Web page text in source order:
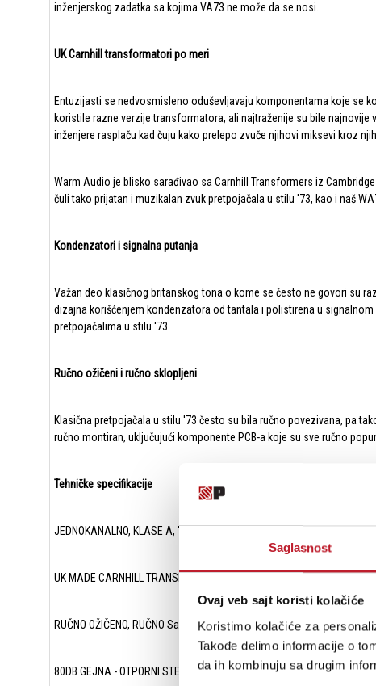
Saglasnost
Ovaj veb sajt koristi kolačiće
Koristimo kolačiće za
Takođe delimo informacije o
da ih kombinuju sa drugim
inženjerskog zadatka sa kojima VA73 ne može da se nosi.
UK Carnhill transformatori po meri
Entuzijasti se nedvosmisleno oduševljavaju komponentama koje se
koristile razne verzije transformatora, ali najtraženije su bile
inženjere rasplaču kad čuju kako prelepo zvuče njihovi miksevi kroz
Warm Audio je blisko sarađivao sa Carnhill Transformers iz
čuli tako prijatan i muzikalan zvuk pretpojačala u stilu '73, kao i naš
Kondenzatori i signalna putanja
Važan deo klasičnog britanskog tona o kome se često ne govori su
dizajna korišćenjem kondenzatora od tantala i polistirena u
pretpojačalima u stilu '73.
Ručno ožičeni i ručno sklopljeni
Klasična pretpojačala u stilu '73 često su bila ručno povezivana, pa
ručno montiran, uključujući komponente PCB-a koje su sve ručno
Tehničke specifikacije
JEDNOKANALNO, KLASE A, '73-STILSKO BRITANSKO MIKROFONSKO
UK MADE CARNHILL TRANSFORMATORI
RUČNO OŽIČENO, RUČNO Sastavljeno
80DB GEJNA - OTPORNI STEPENI PREKIDAČ DOBITKA